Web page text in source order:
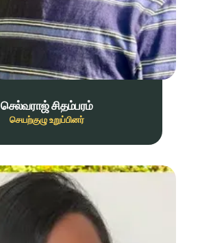
செல்வராஜ் சிதம்பரம்
செயற்குழு உறுப்பினர்